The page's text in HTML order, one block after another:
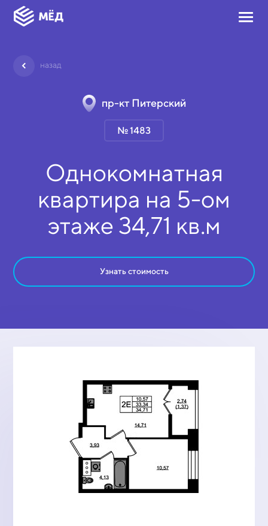
назад
пр-кт Питерский
№ 1483
Однокомнатная
квартира на 5-ом
этаже 34,71 кв.м
Узнать стоимость